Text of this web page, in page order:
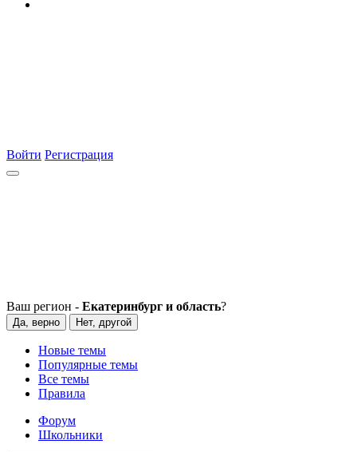
Войти Регистрация
Ваш регион - Екатеринбург и область?
Да, верно Нет, другой
Новые темы
Популярные темы
Все темы
Правила
Форум
Школьники